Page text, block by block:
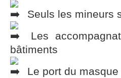
Seuls les mineurs
Les
bâtiments
Le port du